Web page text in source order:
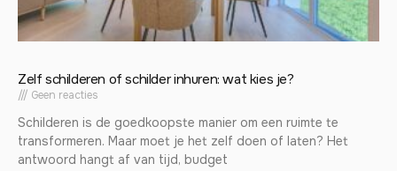
Zelf schilderen of schilder inhuren: wat kies je?
Geen reacties
Schilderen is de goedkoopste manier om een ruimte te
transformeren. Maar moet je het zelf doen of laten? Het
antwoord hangt af van tijd, budget